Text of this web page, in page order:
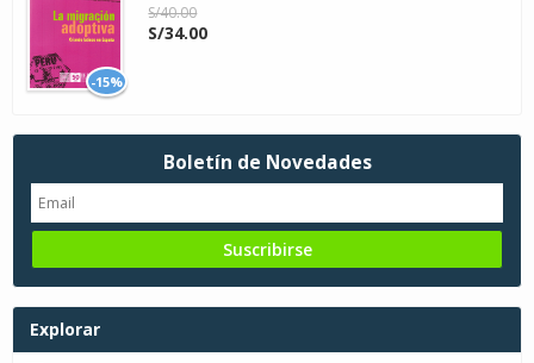
-15%
S/40.00
S/34.00
Boletín de Novedades
Explorar